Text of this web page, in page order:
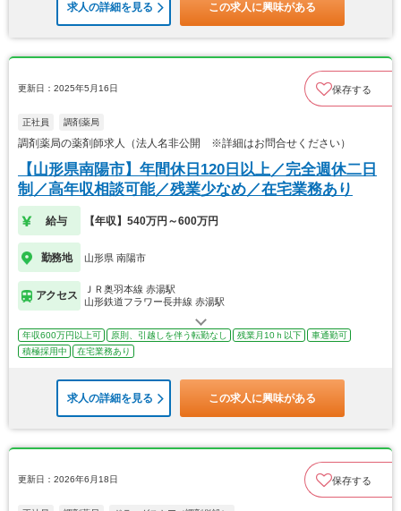
求人の詳細を見る この求人に興味がある
更新日：2025年5月16日 保存する
正社員 調剤薬局
調剤薬局の薬剤師求人（法人名非公開 ※詳細はお問合せください）
【山形県南陽市】年間休日120日以上／完全週休二日
制／高年収相談可能／残業少なめ／在宅業務あり
給与 【年収】540万円～600万円
勤務地 山形県 南陽市
アクセス
ＪＲ奥羽本線 赤湯駅
山形鉄道フラワー長井線 赤湯駅
年収600万円以上可 原則、引越しを伴う転勤なし 残業月10ｈ以下
車通勤可
積極採用中
在宅業務あり
求人の詳細を見る この求人に興味がある
更新日：2026年6月18日 保存する